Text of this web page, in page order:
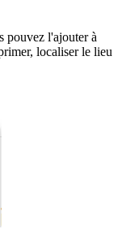
pouvez l'ajouter à
localiser le lieu